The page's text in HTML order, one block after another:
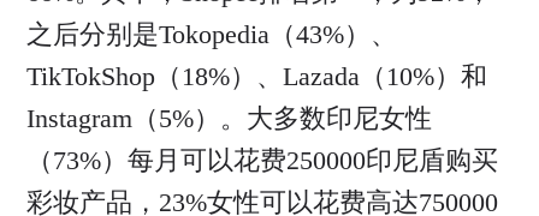
之后分别是Tokopedia（43%）、
TikTokShop（18%）、Lazada（10%）和
Instagram（5%）。大多数印尼女性
（73%）每月可以花费250000印尼盾购买
彩妆产品，23%女性可以花费高达750000